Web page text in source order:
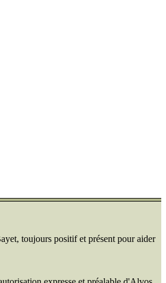
toujours positif et présent pour aider